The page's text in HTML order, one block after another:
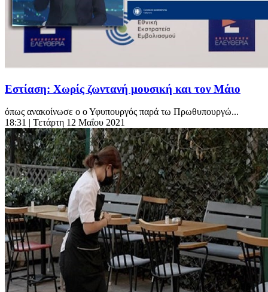
Εστίαση: Χωρίς ζωντανή μουσική και τον Μάιο
όπως ανακοίνωσε ο ο Υφυπουργός παρά τω Πρωθυπουργώ...
18:31 | Τετάρτη 12 Μαΐου 2021